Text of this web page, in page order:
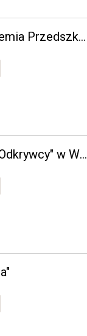
Niepubliczne Przedszkole "Akademia Przedszkolaka"
Niepubliczne Przedszkole "Mali Odkrywcy" w Wałbrzychu